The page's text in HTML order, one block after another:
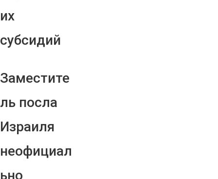
их
субсидий
Заместите
ль посла
Израиля
неофициал
ьно